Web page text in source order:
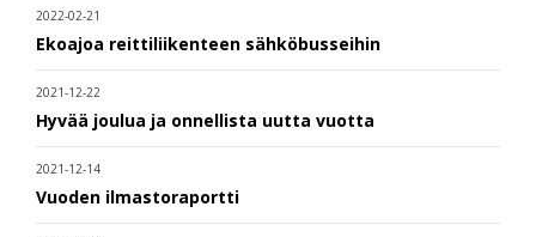
2022-02-21
Ekoajoa reittiliikenteen sähköbusseihin
2021-12-22
Hyvää joulua ja onnellista uutta vuotta
2021-12-14
Vuoden ilmastoraportti